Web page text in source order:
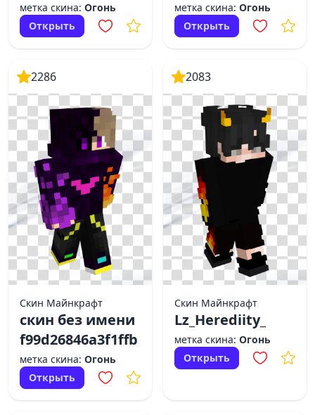
метка скина: Огонь
Открыть
метка скина: Огонь
Открыть
2286
Скин Майнкрафт
скин без имени
f99d26846a3f1ffb
метка скина: Огонь
Открыть
2083
Скин Майнкрафт
Lz_Herediity_
метка скина: Огонь
Открыть